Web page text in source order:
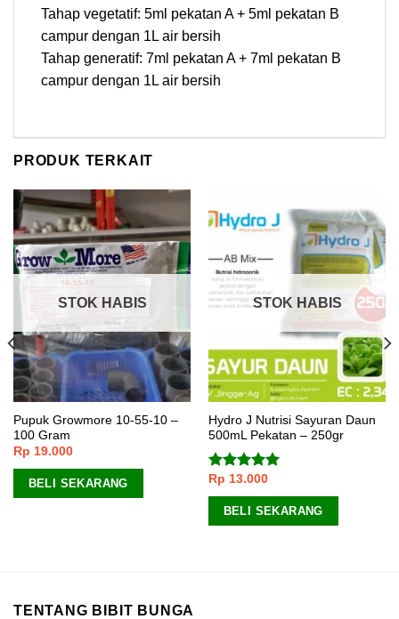
Tahap vegetatif: 5ml pekatan A + 5ml pekatan B
campur dengan 1L air bersih
Tahap generatif: 7ml pekatan A + 7ml pekatan B
campur dengan 1L air bersih
PRODUK TERKAIT
STOK HABIS
Pupuk Growmore 10-55-10 –
100 Gram
Rp 19.000
BELI SEKARANG
STOK HABIS
Hydro J Nutrisi Sayuran Daun
500mL Pekatan – 250gr
Dinilai5.00
dari 5
Rp 13.000
BELI SEKARANG
TENTANG BIBIT BUNGA